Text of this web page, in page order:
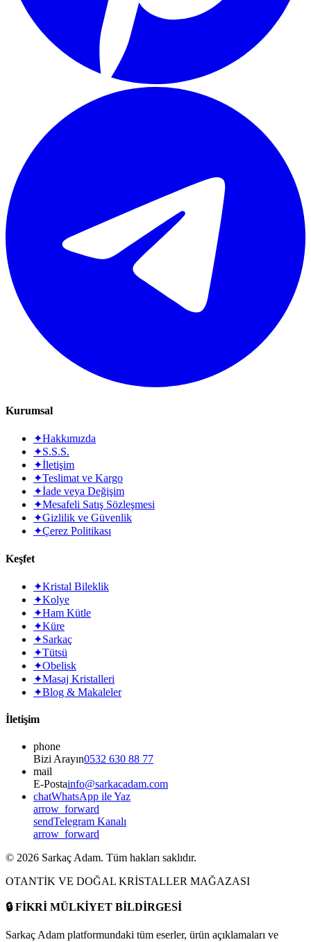
Kurumsal
✦Hakkımızda
✦S.S.S.
✦İletişim
✦Teslimat ve Kargo
✦İade veya Değişim
✦Mesafeli Satış Sözleşmesi
✦Gizlilik ve Güvenlik
✦Çerez Politikası
Keşfet
✦Kristal Bileklik
✦Kolye
✦Ham Kütle
✦Küre
✦Sarkaç
✦Tütsü
✦Obelisk
✦Masaj Kristalleri
✦Blog & Makaleler
İletişim
phone
Bizi Arayın0532 630 88 77
mail
E-Postainfo@sarkacadam.com
chatWhatsApp ile Yaz
arrow_forward
sendTelegram Kanalı
arrow_forward
© 2026 Sarkaç Adam. Tüm hakları saklıdır.
OTANTİK VE DOĞAL KRİSTALLER MAĞAZASI
🔒FİKRİ MÜLKİYET BİLDİRGESİ
Sarkaç Adam platformundaki tüm eserler, ürün açıklamaları ve